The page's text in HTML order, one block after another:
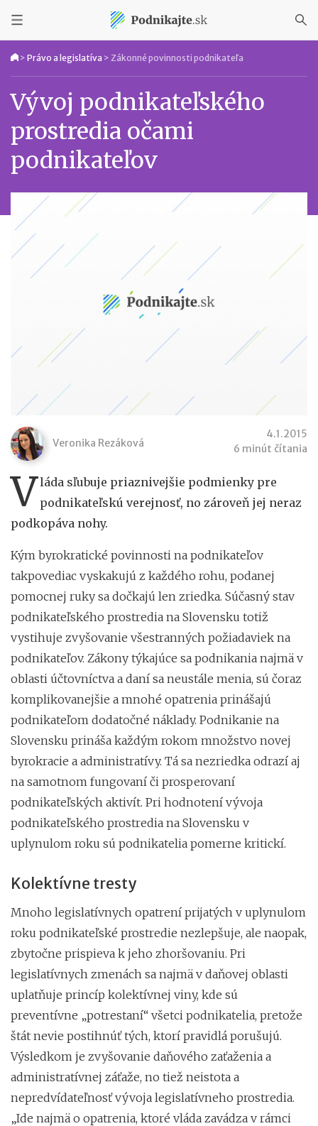
> Právo a legislatíva > Zákonné povinnosti podnikateľa
Vývoj podnikateľského
prostredia očami
podnikateľov
Veronika Rezáková
4.1.2015
6 minút čítania
Vláda sľubuje priaznivejšie podmienky pre
podnikateľskú verejnosť, no zároveň jej neraz
podkopáva nohy.
Kým byrokratické povinnosti na podnikateľov
takpovediac vyskakujú z každého rohu, podanej
pomocnej ruky sa dočkajú len zriedka. Súčasný stav
podnikateľského prostredia na Slovensku totiž
vystihuje zvyšovanie všestranných požiadaviek na
podnikateľov. Zákony týkajúce sa podnikania najmä v
oblasti účtovníctva a daní sa neustále menia, sú čoraz
komplikovanejšie a mnohé opatrenia prinášajú
podnikateľom dodatočné náklady. Podnikanie na
Slovensku prináša každým rokom množstvo novej
byrokracie a administratívy. Tá sa nezriedka odrazí aj
na samotnom fungovaní či prosperovaní
podnikateľských aktivít. Pri hodnotení vývoja
podnikateľského prostredia na Slovensku v
uplynulom roku sú podnikatelia pomerne kritickí.
Kolektívne tresty
Mnoho legislatívnych opatrení prijatých v uplynulom
roku podnikateľské prostredie nezlepšuje, ale naopak,
zbytočne prispieva k jeho zhoršovaniu. Pri
legislatívnych zmenách sa najmä v daňovej oblasti
uplatňuje princíp kolektívnej viny, kde sú
preventívne „potrestaní“ všetci podnikatelia, pretože
štát nevie postihnúť tých, ktorí pravidlá porušujú.
Výsledkom je zvyšovanie daňového zaťaženia a
administratívnej záťaže, no tiež neistota a
nepredvídateľnosť vývoja legislatívneho prostredia.
„Ide najmä o opatrenia, ktoré vláda zavádza v rámci